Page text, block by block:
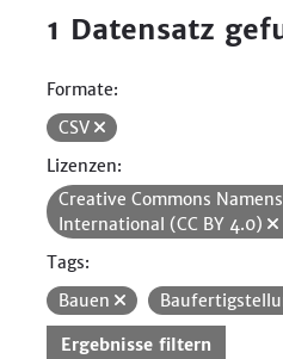
1 Datensatz
Formate:
CSV
Lizenzen:
Creative Commons
International (CC BY 4.0)
Tags:
Bauen
Ergebnisse filtern